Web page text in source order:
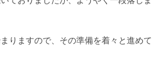
りますので、その準備を着々と進めて